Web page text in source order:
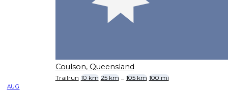
Coulson, Queensland
Trailrun 10 km 25 km ... 105 km 100 mi
AUG